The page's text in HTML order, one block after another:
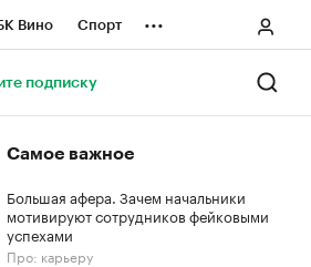
Вино Спорт ...
подписку
Самое важное
Большая афера. Зачем начальники
мотивируют сотрудников фейковыми
успехами
Про: карьеру